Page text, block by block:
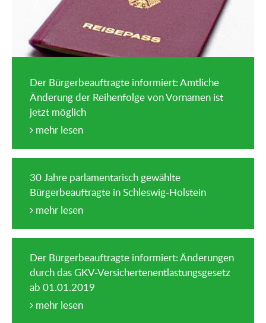
Der Bürgerbeauftragte informiert: Amtliche
Änderung der Reihenfolge von Vornamen ist
jetzt möglich
mehr lesen
30 Jahre parlamentarisch gewählte
Bürgerbeauftragte in Schleswig-Holstein
mehr lesen
Der Bürgerbeauftragte informiert: Änderungen
durch das GKV-Versichertenentlastungsgesetz
ab 01.01.2019
mehr lesen